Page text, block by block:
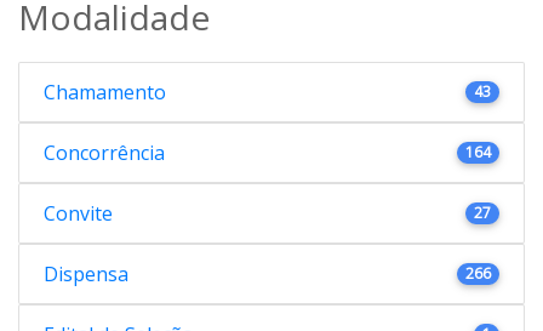
Modalidade
Chamamento 43
Concorrência 164
Convite 27
Dispensa 266